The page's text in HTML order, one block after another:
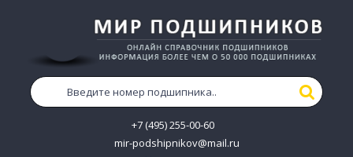
+7 (495) 255-00-60
mir-podshipnikov@mail.ru